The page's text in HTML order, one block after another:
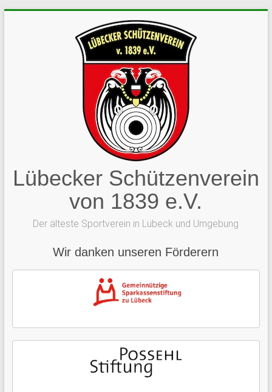
Lübecker Schützenverein
von 1839 e.V.
Der älteste Sportverein in Lübeck und Umgebung
Wir danken unseren Förderern